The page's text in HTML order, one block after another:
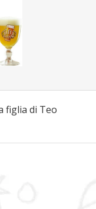
figlia di Teo